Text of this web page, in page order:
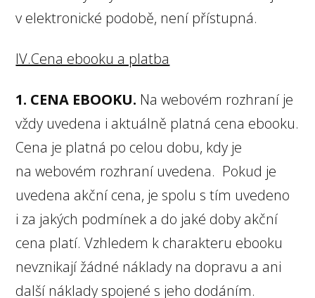
v elektronické podobě, není přístupná.
IV.Cena ebooku a platba
1. CENA EBOOKU. Na webovém rozhraní je
vždy uvedena i aktuálně platná cena ebooku.
Cena je platná po celou dobu, kdy je
na webovém rozhraní uvedena. Pokud je
uvedena akční cena, je spolu s tím uvedeno
i za jakých podmínek a do jaké doby akční
cena platí. Vzhledem k charakteru ebooku
nevznikají žádné náklady na dopravu a ani
další náklady spojené s jeho dodáním.